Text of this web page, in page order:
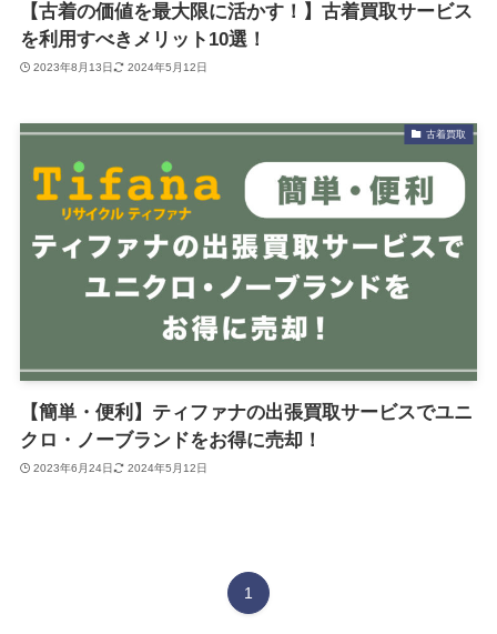
【古着の価値を最大限に活かす！】古着買取サービス
を利用すべきメリット10選！
2023年8月13日 2024年5月12日
古着買取
【簡単・便利】ティファナの出張買取サービスでユニ
クロ・ノーブランドをお得に売却！
2023年6月24日 2024年5月12日
1